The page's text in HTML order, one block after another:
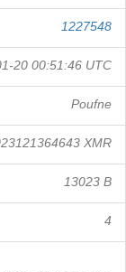
1227548
20 00:51:46 UTC
Poufne
XMR
13023 B
4